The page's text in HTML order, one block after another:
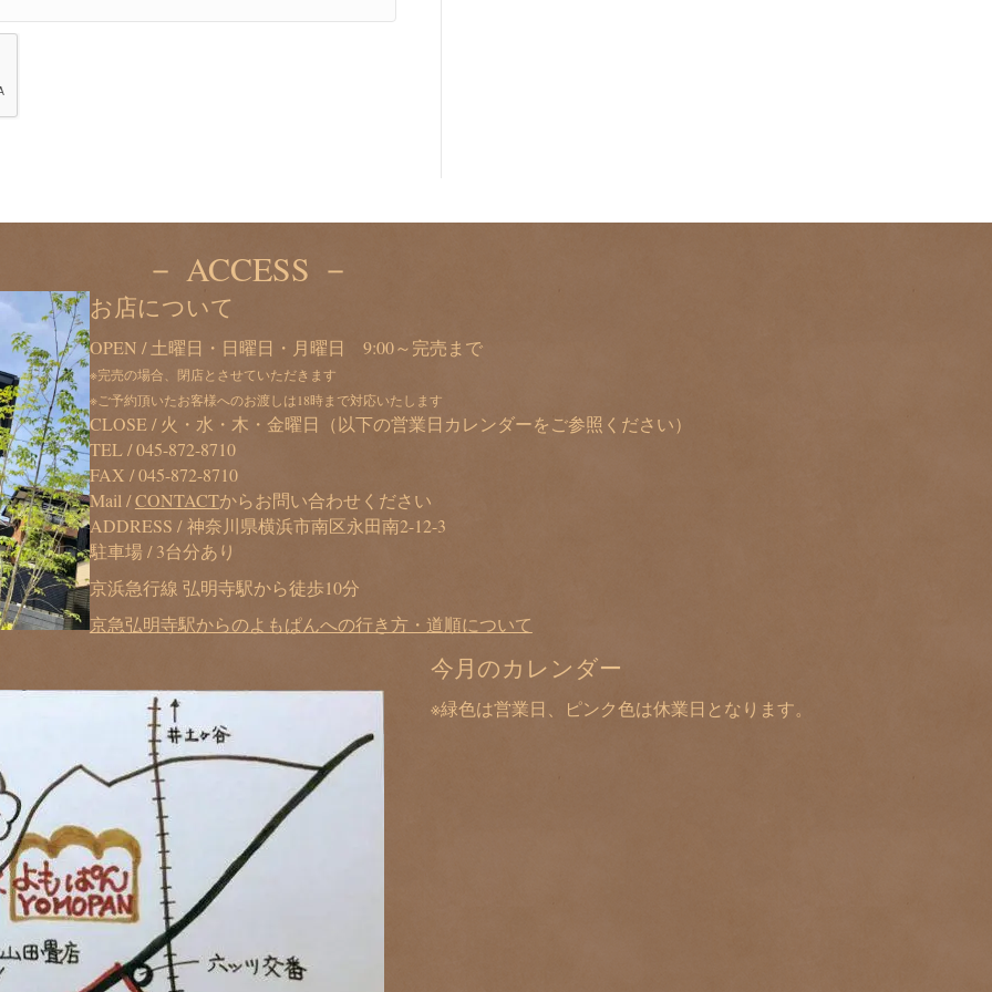
－ ACCESS －
お店について
OPEN / 土曜日・日曜日・月曜日 9:00～完売まで
※完売の場合、閉店とさせていただきます
※ご予約頂いたお客様へのお渡しは18時まで対応いたします
CLOSE / 火・水・木・金曜日（以下の営業日カレンダーをご参照ください）
TEL /045-872-8710
FAX / 045-872-8710
Mail /CONTACTからお問い合わせください
ADDRESS / 神奈川県横浜市南区永田南2-12-3
駐車場 / 3台分あり
京浜急行線 弘明寺駅から徒歩10分
京急弘明寺駅からのよもぱんへの行き方・道順について
今月のカレンダー
※緑色は営業日、ピンク色は休業日となります。